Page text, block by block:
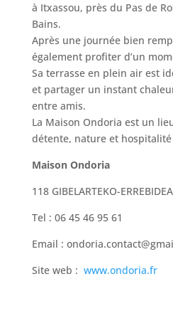
à Itxassou, près du Pas de
Bains.
Après une journée bien
également profiter d’un
Sa terrasse en plein air est
et partager un instant
entre amis.
La Maison Ondoria est un
détente, nature et hospitalité
Maison Ondoria
118 GIBELARTEKO-
Tel : 06 45 46 95 61
Email :
Site web : www.ondoria.fr